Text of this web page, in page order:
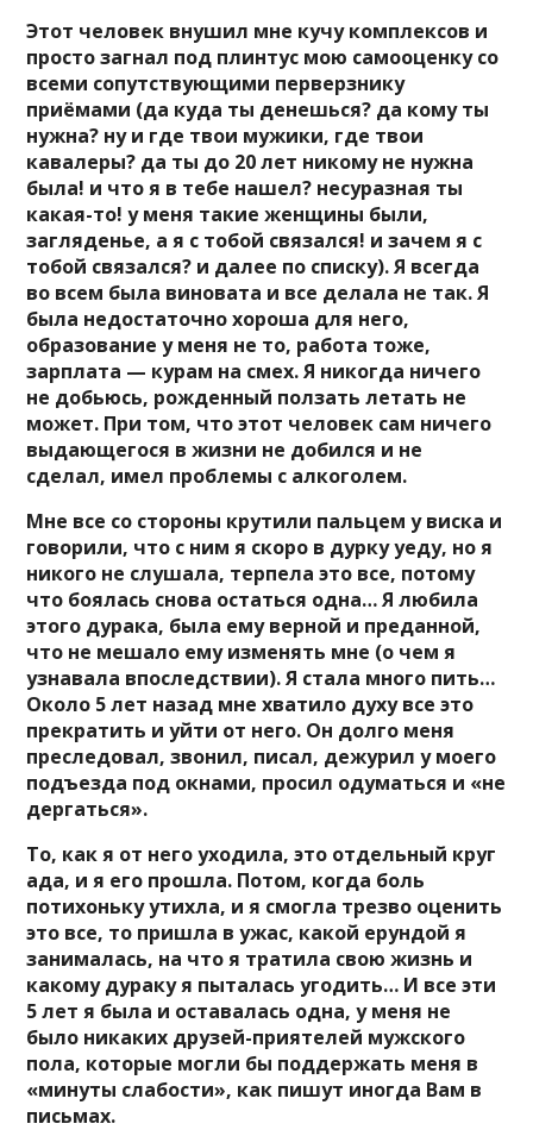
Этот человек внушил мне кучу комплексов и
просто загнал под плинтус мою самооценку со
всеми сопутствующими перверзнику
приёмами (да куда ты денешься? да кому ты
нужна? ну и где твои мужики, где твои
кавалеры? да ты до 20 лет никому не нужна
была! и что я в тебе нашел? несуразная ты
какая-то! у меня такие женщины были,
загляденье, а я с тобой связался! и зачем я с
тобой связался? и далее по списку). Я всегда
во всем была виновата и все делала не так. Я
была недостаточно хороша для него,
образование у меня не то, работа тоже,
зарплата — курам на смех. Я никогда ничего
не добьюсь, рожденный ползать летать не
может. При том, что этот человек сам ничего
выдающегося в жизни не добился и не
сделал, имел проблемы с алкоголем.
Мне все со стороны крутили пальцем у виска и
говорили, что с ним я скоро в дурку уеду, но я
никого не слушала, терпела это все, потому
что боялась снова остаться одна… Я любила
этого дурака, была ему верной и преданной,
что не мешало ему изменять мне (о чем я
узнавала впоследствии). Я стала много пить…
Около 5 лет назад мне хватило духу все это
прекратить и уйти от него. Он долго меня
преследовал, звонил, писал, дежурил у моего
подъезда под окнами, просил одуматься и «не
дергаться».
То, как я от него уходила, это отдельный круг
ада, и я его прошла. Потом, когда боль
потихоньку утихла, и я смогла трезво оценить
это все, то пришла в ужас, какой ерундой я
занималась, на что я тратила свою жизнь и
какому дураку я пыталась угодить… И все эти
5 лет я была и оставалась одна, у меня не
было никаких друзей-приятелей мужского
пола, которые могли бы поддержать меня в
«минуты слабости», как пишут иногда Вам в
письмах.